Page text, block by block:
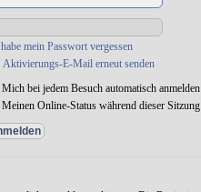
mein Passwort vergessen
Aktivierungs-E-Mail erneut senden
Mich bei jedem Besuch automatisch anmelden
Meinen Online-Status während dieser